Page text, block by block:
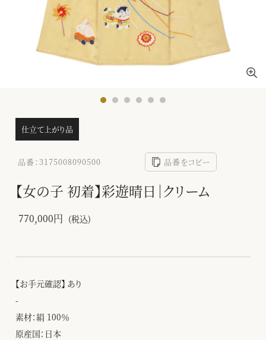
仕立て上がり品
品番：3175008090500 品番をコピー
【女の子 初着】彩遊晴日｜クリーム
770,000円 (税込)
【お手元確認】 あり
-
素材：絹 100％
原産国：日本